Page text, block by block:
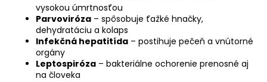
vysokou úmrtnosťou
Parvoviróza – spôsobuje ťažké hnačky,
dehydratáciu a kolaps
Infekčná hepatitída – postihuje pečeň a vnútorné
orgány
Leptospiróza – bakteriálne ochorenie prenosné aj
na človeka